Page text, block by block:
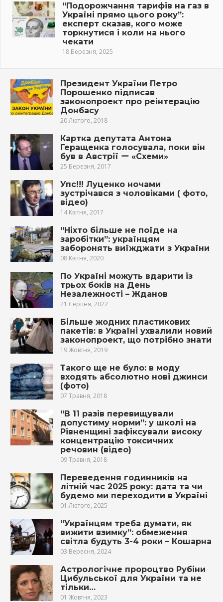
“Подорожчання тарифів на газ в
Україні прямо цього року”:
експерт сказав, кого може
торкнутися і коли на нього
чекати
18 Березня, 2025
Президент України Петро
Порошенко підписав
законопроект про реінтерацію
Донбасу
20 Лютого, 2018
Картка депутата Антона
Геращенка голосувала, поки він
був в Австрії ー «Схеми»
25 Березня, 2017
Упс!!! Луценко ночами
зустрічався з чоловіками ( фото,
відео)
14 Квітня, 2017
“Ніхто більше не поїде на
заробітки”: українцям
заборонять виїжджати з України
08 Квітня, 2020
По Україні можуть вдарити із
трьох боків на День
Незалежності – Жданов
21 Серпня, 2022
Більше жодних пластикових
пакетів: в Україні ухвалили новий
законопроект, що потрібно знати
19 Жовтня, 2019
Такого ще не було: в моду
входять абсолютно нові джинси
(фото)
07 Травня, 2018
“В 11 разів перевищували
допустиму норми”: у школі на
Рівненщині зафіксували високу
концентрацію токcичних
речовин (відео)
09 Травня, 2018
Переведення годинників на
літній час 2025 року: дата та чи
будемо ми переходити в Україні
01 Лютого, 2025
“Українцям треба думати, як
вижити взимку”: обмеження
світла будуть 3-4 роки – Кошарна
03 Вересня, 2024
Астрологічне пророцтво Рубіни
Цибульської для України та не
тільки…
01 Жовтня, 2023